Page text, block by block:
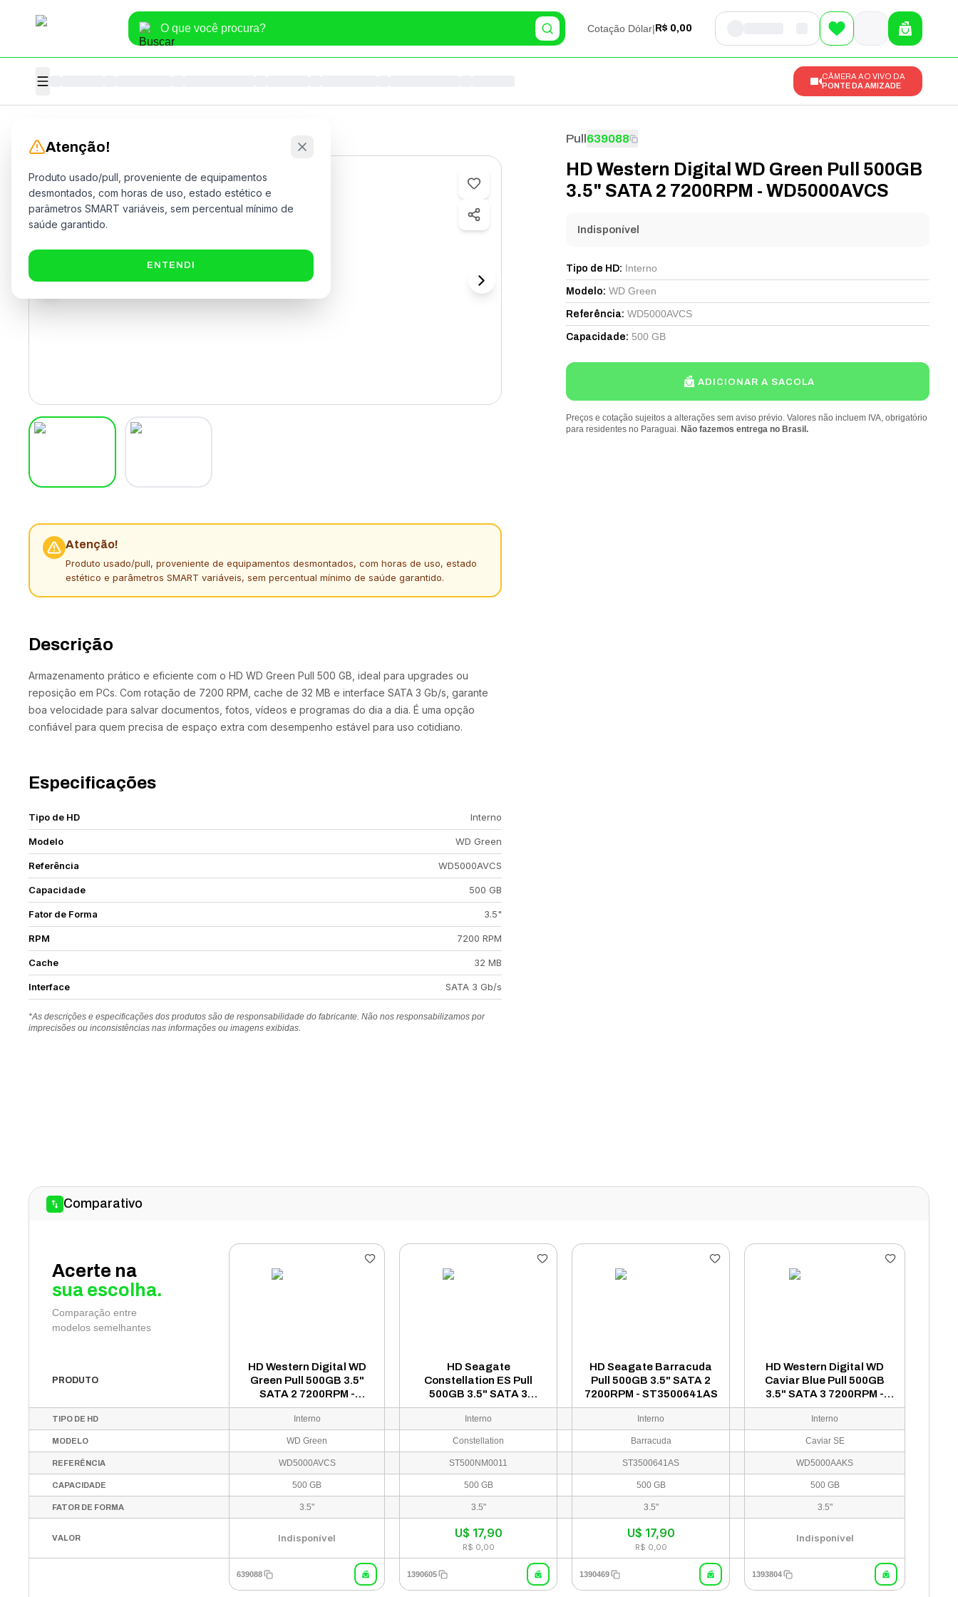
Cotação Dólar| R$ 0,00
CÂMERA AO VIVO DA
PONTE DA AMIZADE
Atenção!
Produto usado/pull, proveniente de equipamentos desmontados, com horas de uso, estado
estético e parâmetros SMART variáveis, sem percentual mínimo de saúde garantido.
Descrição
Armazenamento prático e eficiente com o HD WD Green Pull 500 GB, ideal para upgrades ou
reposição em PCs. Com rotação de 7200 RPM, cache de 32 MB e interface SATA 3 Gb/s, garante
boa velocidade para salvar documentos, fotos, vídeos e programas do dia a dia. É uma opção
confiável para quem precisa de espaço extra com desempenho estável para uso cotidiano.
Especificações
Tipo de HD Interno
Modelo WD Green
Referência WD5000AVCS
Capacidade 500 GB
Fator de Forma 3.5"
RPM 7200 RPM
Cache 32 MB
Interface SATA 3 Gb/s
*As descrições e especificações dos produtos são de responsabilidade do fabricante. Não nos responsabilizamos por
imprecisões ou inconsistências nas informações ou imagens exibidas.
Pull639088
HD Western Digital WD Green Pull 500GB
3.5" SATA 2 7200RPM - WD5000AVCS
Indisponível
Tipo de HD: Interno
Modelo: WD Green
Referência: WD5000AVCS
Capacidade: 500 GB
ADICIONAR A SACOLA
Preços e cotação sujeitos a alterações sem aviso prévio. Valores não incluem IVA, obrigatório
para residentes no Paraguai. Não fazemos entrega no Brasil.
Comparativo
Acerte na
sua escolha.
Comparação entre
modelos semelhantes
PRODUTO
HD Western Digital WD
Green Pull 500GB 3.5"
SATA 2 7200RPM -
WD5000AVCS
HD Seagate
Constellation ES Pull
500GB 3.5" SATA 3
7200RPM - ST500NM0011
HD Seagate Barracuda
Pull 500GB 3.5" SATA 2
7200RPM - ST3500641AS
HD Western Digital WD
Caviar Blue Pull 500GB
3.5" SATA 3 7200RPM -
WD5000AAKS
TIPO DE HD Interno Interno Interno Interno
MODELO WD Green Constellation Barracuda Caviar SE
REFERÊNCIA WD5000AVCS ST500NM0011 ST3500641AS WD5000AAKS
CAPACIDADE 500 GB 500 GB 500 GB 500 GB
FATOR DE FORMA 3.5" 3.5" 3.5" 3.5"
VALOR Indisponível U$ 17,90
R$ 0,00
U$ 17,90
R$ 0,00
Indisponível
639088 1390605 1390469 1393804
Atenção!
Produto usado/pull, proveniente de equipamentos
desmontados, com horas de uso, estado estético e
parâmetros SMART variáveis, sem percentual mínimo de
saúde garantido.
ENTENDI